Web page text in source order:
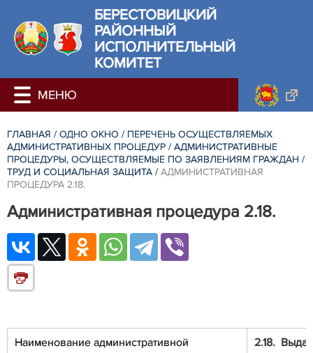
БЕРЕСТОВИЦКИЙ
РАЙОННЫЙ
ИСПОЛНИТЕЛЬНЫЙ
КОМИТЕТ
ГЛАВНАЯ / ОДНО ОКНО / ПЕРЕЧЕНЬ ОСУЩЕСТВЛЯЕМЫХ
АДМИНИСТРАТИВНЫХ ПРОЦЕДУР / АДМИНИСТРАТИВНЫЕ
ПРОЦЕДУРЫ, ОСУЩЕСТВЛЯЕМЫЕ ПО ЗАЯВЛЕНИЯМ ГРАЖДАН /
ТРУД И СОЦИАЛЬНАЯ ЗАЩИТА / АДМИНИСТРАТИВНАЯ
ПРОЦЕДУРА 2.18.
Административная процедура 2.18.
Наименование административной
2.18.